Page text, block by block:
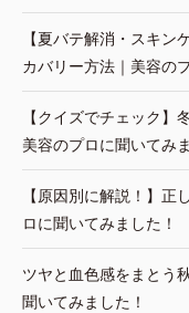
【夏バテ解消・スキ
カバリー方法｜美容の
【クイズでチェック】
美容のプロに聞いてみ
【原因別に解説！】
ロに聞いてみました！
ツヤと血色感をまとう
聞いてみました！